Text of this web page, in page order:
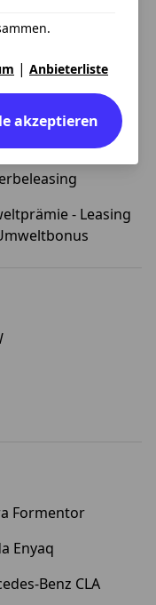
Leasing
- Leasing
Formentor
Enyaq
Benz CLA
| Anbieterliste
akzeptieren